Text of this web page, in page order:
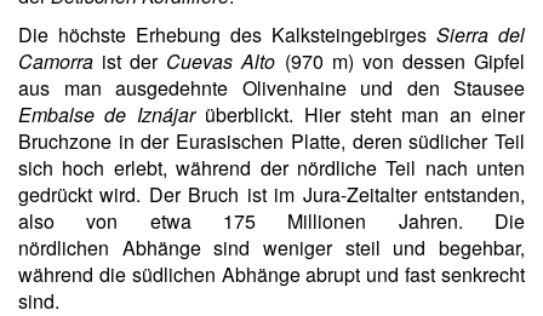
Die höchste Erhebung des Kalksteingebirges Sierra del
Camorra ist der Cuevas Alto (970 m) von dessen Gipfel
aus man ausgedehnte Olivenhaine und den Stausee
Embalse de Iznájarüberblickt. Hier steht man an einer
Bruchzone in der Eurasischen Platte, deren südlicher Teil
sich hoch erlebt, während der nördliche Teil nach unten
gedrückt wird. Der Bruch ist im Jura-Zeitalter entstanden,
also von etwa 175 Millionen Jahren. Die
nördlichen Abhänge sind weniger steil und begehbar,
während die südlichen Abhänge abrupt und fast senkrecht
sind.